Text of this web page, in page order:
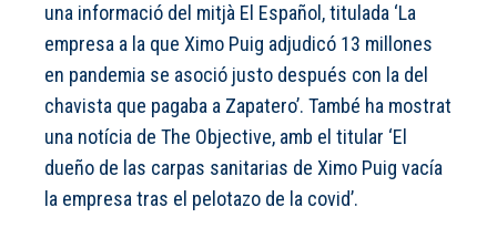
una informació del mitjà El Español, titulada ‘La
empresa a la que Ximo Puig adjudicó 13 millones
en pandemia se asoció justo después con la del
chavista que pagaba a Zapatero’. També ha mostrat
una notícia de The Objective, amb el titular ‘El
dueño de las carpas sanitarias de Ximo Puig vacía
la empresa tras el pelotazo de la covid’.